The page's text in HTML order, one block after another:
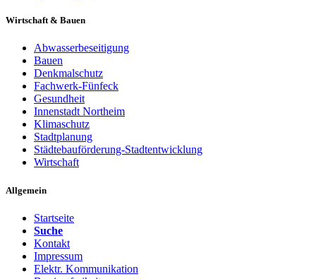
Wirtschaft & Bauen
Abwasserbeseitigung
Bauen
Denkmalschutz
Fachwerk-Fünfeck
Gesundheit
Innenstadt Northeim
Klimaschutz
Stadtplanung
Städtebauförderung-Stadtentwicklung
Wirtschaft
Allgemein
Startseite
Suche
Kontakt
Impressum
Elektr. Kommunikation